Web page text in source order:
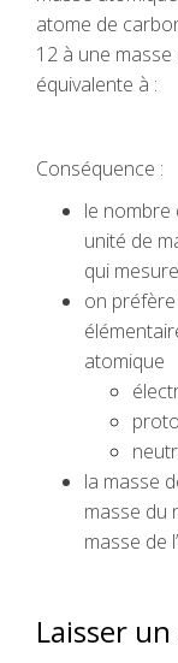
atome de
12 à une masse
équivalente à :
Conséquence :
le nombre
unité de
qui
on
atomique
la masse
masse du
masse de
Laisser